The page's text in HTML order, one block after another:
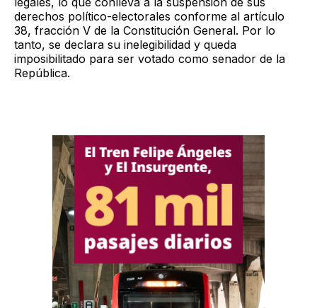
derechos político-electorales conforme al artículo
38, fracción V de la Constitución General. Por lo
tanto, se declara su inelegibilidad y queda
imposibilitado para ser votado como senador de la
República.